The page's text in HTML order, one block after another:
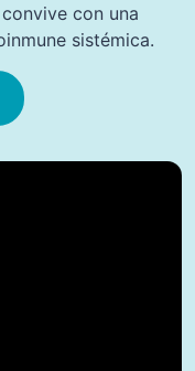
con una
sistémica.